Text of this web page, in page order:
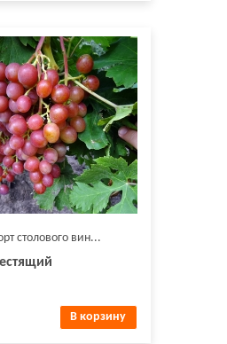
столового вин...
В корзину